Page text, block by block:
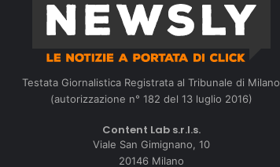
Testata Giornalistica Registrata al Tribunale di Milano
(autorizzazione n° 182 del 13 luglio 2016)
Content Lab s.r.l.s.
Viale San Gimignano, 10
20146 Milano